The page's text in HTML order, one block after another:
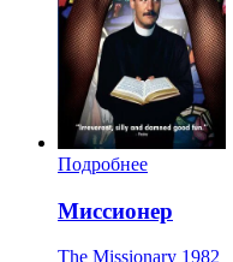
Подробнее
Миссионер
The Missionary 1982